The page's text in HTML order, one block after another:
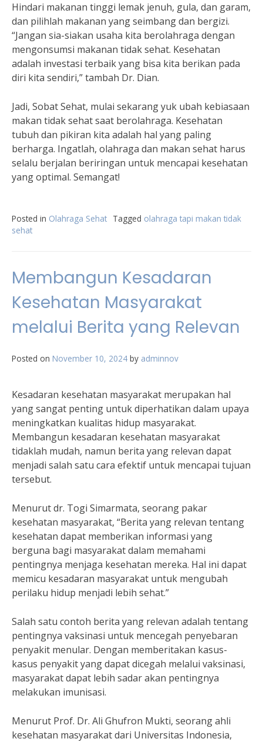
Hindari makanan tinggi lemak jenuh, gula, dan garam,
dan pilihlah makanan yang seimbang dan bergizi.
“Jangan sia-siakan usaha kita berolahraga dengan
mengonsumsi makanan tidak sehat. Kesehatan
adalah investasi terbaik yang bisa kita berikan pada
diri kita sendiri,” tambah Dr. Dian.
Jadi, Sobat Sehat, mulai sekarang yuk ubah kebiasaan
makan tidak sehat saat berolahraga. Kesehatan
tubuh dan pikiran kita adalah hal yang paling
berharga. Ingatlah, olahraga dan makan sehat harus
selalu berjalan beriringan untuk mencapai kesehatan
yang optimal. Semangat!
Posted in Olahraga Sehat Tagged olahraga tapi makan tidak
sehat
Membangun Kesadaran
Kesehatan Masyarakat
melalui Berita yang Relevan
Posted on November 10, 2024 by adminnov
Kesadaran kesehatan masyarakat merupakan hal
yang sangat penting untuk diperhatikan dalam upaya
meningkatkan kualitas hidup masyarakat.
Membangun kesadaran kesehatan masyarakat
tidaklah mudah, namun berita yang relevan dapat
menjadi salah satu cara efektif untuk mencapai tujuan
tersebut.
Menurut dr. Togi Simarmata, seorang pakar
kesehatan masyarakat, “Berita yang relevan tentang
kesehatan dapat memberikan informasi yang
berguna bagi masyarakat dalam memahami
pentingnya menjaga kesehatan mereka. Hal ini dapat
memicu kesadaran masyarakat untuk mengubah
perilaku hidup menjadi lebih sehat.”
Salah satu contoh berita yang relevan adalah tentang
pentingnya vaksinasi untuk mencegah penyebaran
penyakit menular. Dengan memberitakan kasus-
kasus penyakit yang dapat dicegah melalui vaksinasi,
masyarakat dapat lebih sadar akan pentingnya
melakukan imunisasi.
Menurut Prof. Dr. Ali Ghufron Mukti, seorang ahli
kesehatan masyarakat dari Universitas Indonesia,